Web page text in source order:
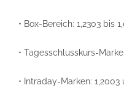
• Box-Bereich: 1,2303 bis
• Tagesschlusskurs-
• Intraday-Marken: 1,2003